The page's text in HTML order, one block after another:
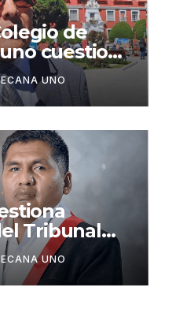
de
cuestiona
seguridad
UNO
Tribunal
liberación
UNO